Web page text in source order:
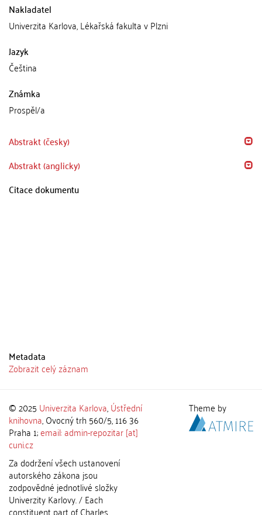
Nakladatel
Univerzita Karlova, Lékařská fakulta v Plzni
Jazyk
Čeština
Známka
Prospěl/a
Abstrakt (česky)
Abstrakt (anglicky)
Citace dokumentu
Metadata
Zobrazit celý záznam
© 2025 Univerzita Karlova,Ústřední
knihovna, Ovocný trh 560/5, 116 36
Praha 1;email: admin-repozitar [at]
cuni.cz
Za dodržení všech ustanovení
autorského zákona jsou
zodpovědné jednotlivé složky
Univerzity Karlovy. / Each
constituent part of Charles
Theme by